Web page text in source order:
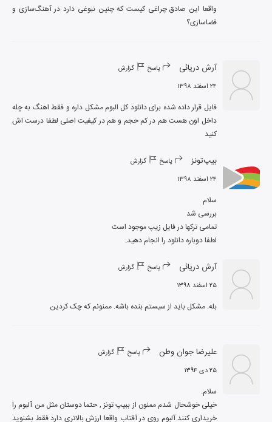
فضاسازی؟
آرش دریائی پاسخ گزارش
۲۴ اسفند ۱۳۹۸
فایل قرار داده شده برای دانلود کل البوم مشکل داره و فقط اهنگ به چله
داخل اون هست هم در کم حجم و هم در کیفیت اصلی لطفا درست اش
کنید
بیپ‌تونز پاسخ گزارش
۲۴ اسفند ۱۳۹۸
لطفا دوباره دانلود را انجام دهید.
آرش دریائی پاسخ گزارش
۲۵ اسفند ۱۳۹۸
بله. مشکل باید از سیستم بنده باشه. ممنونم که چک کردین
علیرضا جوان وطن پاسخ گزارش
۲۵ دی ۱۳۹۴
خیلی خوشحال شدم ممنون از ببیپ تونز , حتما دوستان مثل من آلبوم را